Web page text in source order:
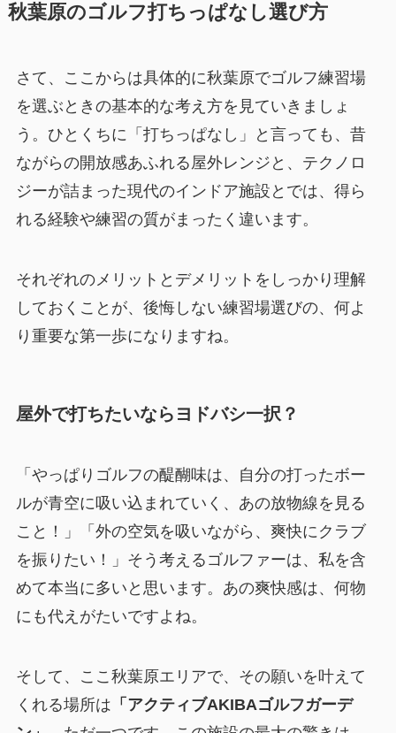
秋葉原のゴルフ打ちっぱなし選び方
さて、ここからは具体的に秋葉原でゴルフ練習場
を選ぶときの基本的な考え方を見ていきましょ
う。ひとくちに「打ちっぱなし」と言っても、昔
ながらの開放感あふれる屋外レンジと、テクノロ
ジーが詰まった現代のインドア施設とでは、得ら
れる経験や練習の質がまったく違います。
それぞれのメリットとデメリットをしっかり理解
しておくことが、後悔しない練習場選びの、何よ
り重要な第一歩になりますね。
屋外で打ちたいならヨドバシ一択？
「やっぱりゴルフの醍醐味は、自分の打ったボー
ルが青空に吸い込まれていく、あの放物線を見る
こと！」「外の空気を吸いながら、爽快にクラブ
を振りたい！」そう考えるゴルファーは、私を含
めて本当に多いと思います。あの爽快感は、何物
にも代えがたいですよね。
そして、ここ秋葉原エリアで、その願いを叶えて
くれる場所は 「アクティブAKIBAゴルフガーデ